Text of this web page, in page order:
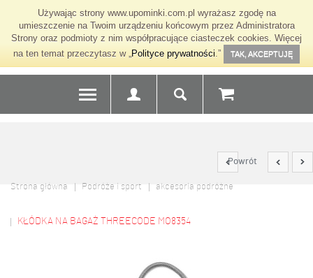
Używając strony www.upominki.com.pl wyrażasz zgodę na
umieszczenie na Twoim urządzeniu końcowym przez Administratora
Strony oraz podmioty z nim współpracujące ciasteczek cookies. Więcej
na ten temat przeczytasz w „Polityce prywatności.” TAK, AKCEPTUJĘ
Powrót
Strona główna Podróże i sport akcesoria podróżne
KŁÓDKA NA BAGAŻ THREECODE MO8354